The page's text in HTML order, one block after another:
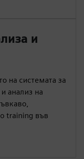
и
на системата за
анализ на
training във